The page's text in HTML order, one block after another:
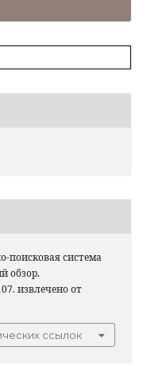
поисковая система
обзор.
извлечено от
ссылок